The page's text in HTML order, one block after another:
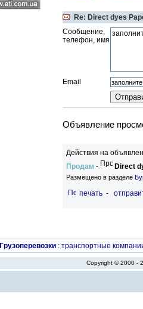
Re: Direct dyes
Сообщение,
телефон, имя
Email
Объявление
Действия на
Продам - Direct
Размещено в разделе
печать -
Грузоперевозки : транспортные
Copyright © 2000 -